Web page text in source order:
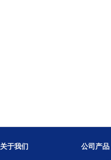
关于我们 公司产品